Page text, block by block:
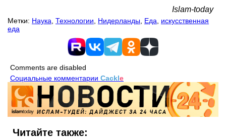
Islam-today
Метки: Наука Технологии Нидерланды Еда
искусственная
еда
Comments are disabled
Социальные комментарии Cackle
Читайте также: